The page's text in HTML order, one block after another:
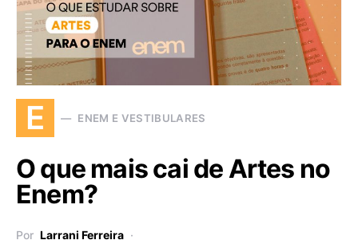
E ENEM E VESTIBULARES
O que mais cai de Artes no
Enem?
Por Larrani Ferreira